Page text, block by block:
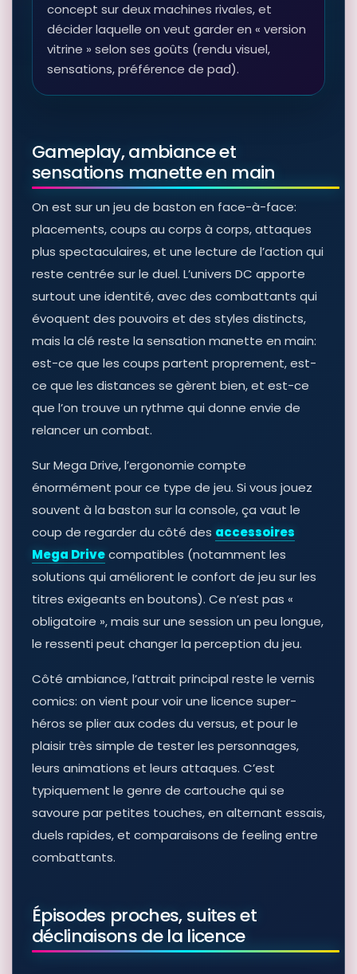
concept sur deux machines rivales, et
décider laquelle on veut garder en « version
vitrine » selon ses goûts (rendu visuel,
sensations, préférence de pad).
Gameplay, ambiance et
sensations manette en main
On est sur un jeu de baston en face-à-face:
placements, coups au corps à corps, attaques
plus spectaculaires, et une lecture de l’action qui
reste centrée sur le duel. L’univers DC apporte
surtout une identité, avec des combattants qui
évoquent des pouvoirs et des styles distincts,
mais la clé reste la sensation manette en main:
est-ce que les coups partent proprement, est-
ce que les distances se gèrent bien, et est-ce
que l’on trouve un rythme qui donne envie de
relancer un combat.
Sur Mega Drive, l’ergonomie compte
énormément pour ce type de jeu. Si vous jouez
souvent à la baston sur la console, ça vaut le
coup de regarder du côté des accessoires
Mega Drivecompatibles (notamment les
solutions qui améliorent le confort de jeu sur les
titres exigeants en boutons). Ce n’est pas «
obligatoire », mais sur une session un peu longue,
le ressenti peut changer la perception du jeu.
Côté ambiance, l’attrait principal reste le vernis
comics: on vient pour voir une licence super-
héros se plier aux codes du versus, et pour le
plaisir très simple de tester les personnages,
leurs animations et leurs attaques. C’est
typiquement le genre de cartouche qui se
savoure par petites touches, en alternant essais,
duels rapides, et comparaisons de feeling entre
combattants.
Épisodes proches, suites et
déclinaisons de la licence